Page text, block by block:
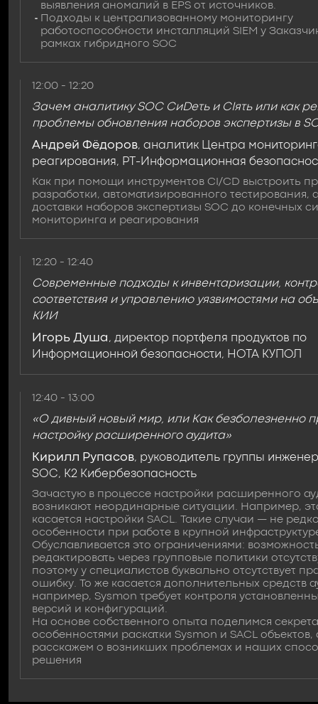
выявления аномалий в EPS от источников.
Подходы к централизованному мониторингу
работоспособности инсталляций SIEM у
рамках гибридного SOC
12:00 - 12:20
Зачем аналитику SOC CиDеть и CIять или как
проблемы обновления наборов экспертизы в
Андрей Фёдоров, аналитик Центра
реагирования, РТ-Информационная
Как при помощи инструментов CI/CD выстроить
разработки, автоматизированного тестирования,
доставки наборов экспертизы SOC до конечных
мониторинга и реагирования
12:20 - 12:40
Современные подходы к инвентаризации,
соответствия и управлению уязвимостями на
КИИ
Игорь Душа , директор портфеля продуктов по
Информационной безопасности, НОТА КУПОЛ
12:40 - 13:00
«О дивный новый мир, или Как безболезненно
настройку расширенного аудита»
Кирилл Рупасов, руководитель группы
SOC, К2 Кибербезопасность
Зачастую в процессе настройки расширенного
возникают неординарные ситуации. Например,
касается настройки SACL. Такие случаи — не
особенности при работе в крупной
Обуславливается это ограничениями:
редактировать через групповые политики
поэтому у специалистов буквально отсутствует
ошибку. То же касается дополнительных средств
например, Sysmon требует контроля
версий и конфигураций.
На основе собственного опыта поделимся
особенностями раскатки Sysmon и SACL объектов,
расскажем о возникших проблемах и наших
решения